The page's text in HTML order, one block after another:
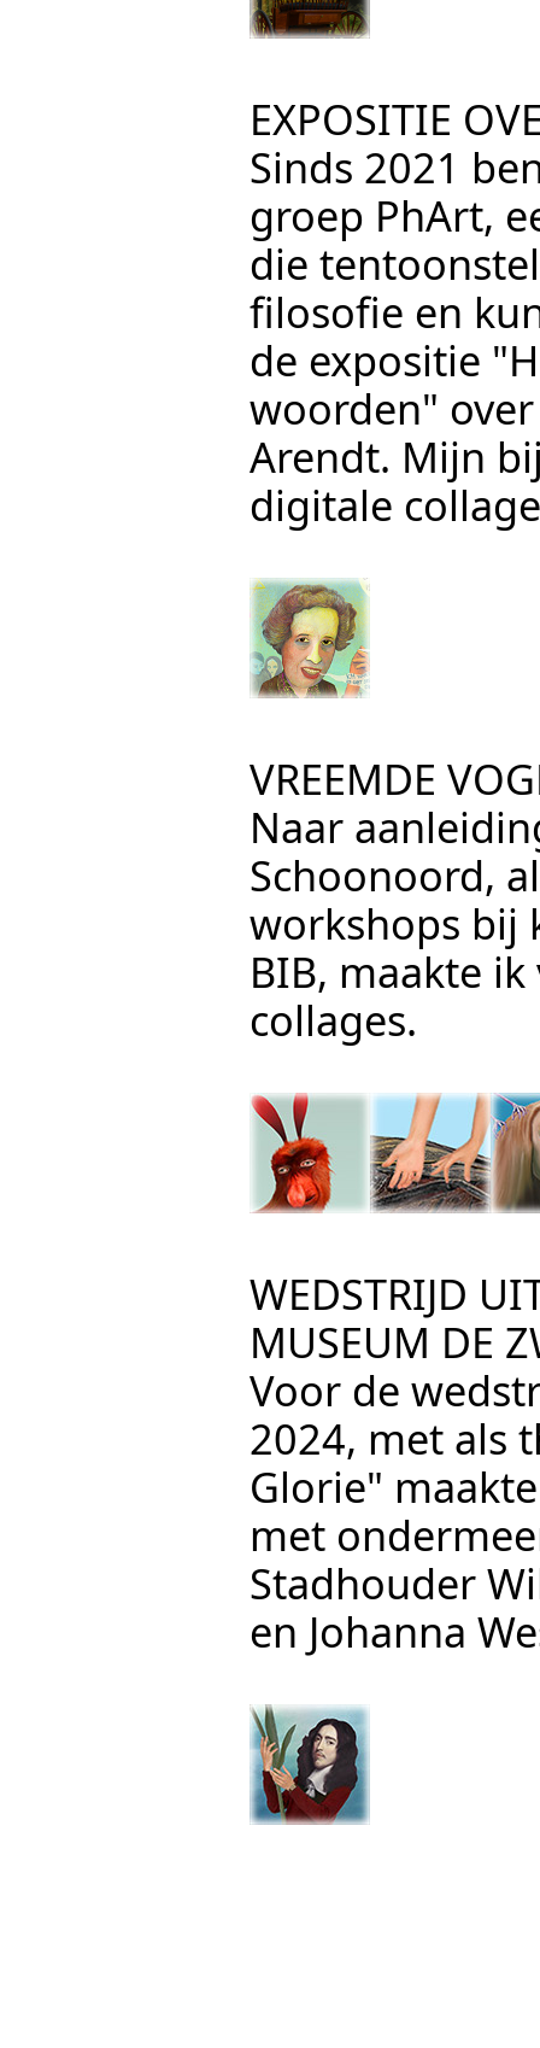
EXPOSITIE
Sinds 2021
groep PhArt,
die
filosofie en
de expositie
woorden"
Arendt. Mijn
digitale
VREEMDE
Naar
Schoonoord,
workshops bij
BIB, maakte
collages.
WEDSTRIJD
MUSEUM DE
Voor de
2024, met als
Glorie"
met
Stadhouder
en Johanna